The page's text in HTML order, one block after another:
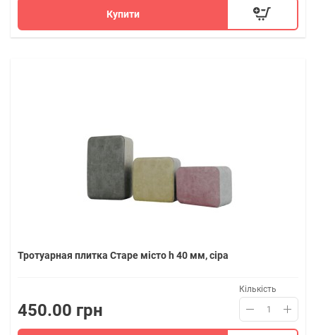
Купити
Тротуарная плитка Старе місто h 40 мм, сіра
450.00 грн
Кількість